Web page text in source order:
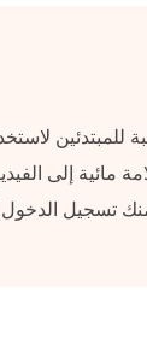
للمبتدئين
مائية إلى
تسجيل